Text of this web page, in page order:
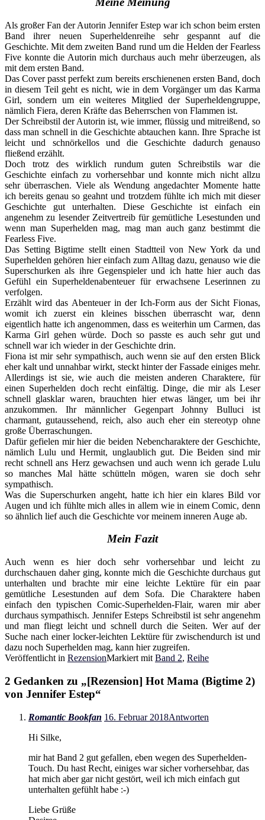
Als großer Fan der Autorin Jennifer Estep war ich schon beim ersten
Band ihrer neuen Superheldenreihe sehr gespannt auf die
Geschichte. Mit dem zweiten Band rund um die Helden der Fearless
Five konnte die Autorin mich durchaus auch mehr überzeugen, als
mit dem ersten Band.
Das Cover passt perfekt zum bereits erschienenen ersten Band, doch
in diesem Teil geht es nicht, wie in dem Vorgänger um das Karma
Girl, sondern um ein weiteres Mitglied der Superheldengruppe,
nämlich Fiera, deren Kräfte das Beherrschen von Flammen ist.
Der Schreibstil der Autorin ist, wie immer, flüssig und mitreißend, so
dass man schnell in die Geschichte abtauchen kann. Ihre Sprache ist
leicht und schnörkellos und die Geschichte dadurch genauso
fließend erzählt.
Doch trotz des wirklich rundum guten Schreibstils war die
Geschichte einfach zu vorhersehbar und konnte mich nicht allzu
sehr überraschen. Viele als Wendung angedachter Momente hatte
ich bereits genau so geahnt und trotzdem fühlte ich mich mit dieser
Geschichte gut unterhalten. Diese Geschichte ist einfach ein
angenehm zu lesender Zeitvertreib für gemütliche Lesestunden und
wenn man Superhelden mag, mag man auch ganz bestimmt die
Fearless Five.
Das Setting Bigtime stellt einen Stadtteil von New York da und
Superhelden gehören hier einfach zum Alltag dazu, genauso wie die
Superschurken als ihre Gegenspieler und ich hatte hier auch das
Gefühl ein Superheldenabenteuer für erwachsene Leserinnen zu
verfolgen.
Erzählt wird das Abenteuer in der Ich-Form aus der Sicht Fionas,
womit ich zuerst ein kleines bisschen überrascht war, denn
eigentlich hatte ich angenommen, dass es weiterhin um Carmen, das
Karma Girl gehen würde. Doch so passte es auch sehr gut und
schnell war ich wieder in der Geschichte drin.
Fiona ist mir sehr sympathisch, auch wenn sie auf den ersten Blick
eher kalt und unnahbar wirkt, steckt hinter der Fassade einiges mehr.
Allerdings ist sie, wie auch die meisten anderen Charaktere, für
einen Superhelden doch recht einfältig. Dinge, die mir als Leser
schnell glasklar waren, brauchten hier etwas länger, um bei ihr
anzukommen. Ihr männlicher Gegenpart Johnny Bulluci ist
charmant, gutaussehend, reich, also auch eher ein stereotyp ohne
große Überraschungen.
Dafür gefielen mir hier die beiden Nebencharaktere der Geschichte,
nämlich Lulu und Hermit, unglaublich gut. Die Beiden sind mir
recht schnell ans Herz gewachsen und auch wenn ich gerade Lulu
so manches Mal hätte schütteln mögen, waren sie doch sehr
sympathisch.
Was die Superschurken angeht, hatte ich hier ein klares Bild vor
Augen und ich fühlte mich alles in allem wie in einem Comic, denn
so ähnlich lief auch die Geschichte vor meinem inneren Auge ab.
Mein Fazit
Auch wenn es hier doch sehr vorhersehbar und leicht zu
durchschauen daher ging, konnte mich die Geschichte durchaus gut
unterhalten und brachte mir eine leichte Lektüre für ein paar
gemütliche Lesestunden auf dem Sofa. Die Charaktere haben
einfach den typischen Comic-Superhelden-Flair, waren mir aber
durchaus sympathisch. Jennifer Esteps Schreibstil ist sehr angenehm
und man fliegt leicht und schnell durch die Seiten. Wer auf der
Suche nach einer locker-leichten Lektüre für zwischendurch ist und
dazu noch Superhelden mag, kann hier zugreifen.
Veröffentlicht in RezensionMarkiert mit Band 2, Reihe
2 Gedanken zu „[Rezension] Hot Mama (Bigtime 2)
von Jennifer Estep“
Romantic Bookfan 16. Februar 2018Antworten
Hi Silke,
mir hat Band 2 gut gefallen, eben wegen des Superhelden-
Touch. Du hast Recht, einiges war sicher vorhersehbar, das
hat mich aber gar nicht gestört, weil ich mich einfach gut
unterhalten gefühlt habe :-)
Liebe Grüße